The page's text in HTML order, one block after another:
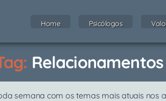
Home Psicólogos
Relacionamentos
semana com os temas mais atuais nos